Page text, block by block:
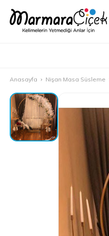
Anasayfa Nişan Masa Süsleme